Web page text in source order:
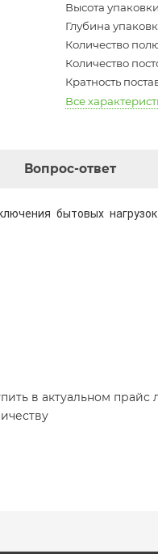
Высота упаковки
Глубина
Количество
Количество
Кратность
Все
Вопрос-ответ
бытовых
в актуальном